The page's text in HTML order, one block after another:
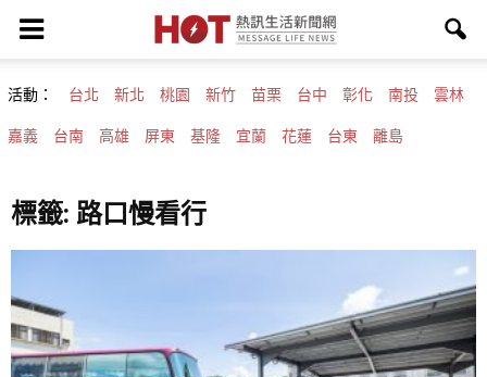
活動： 台北 新北 桃園 新竹 苗栗 台中 彰化 南投 雲林
嘉義 台南 高雄 屏東 基隆 宜蘭 花蓮 台東 離島
標籤: 路口慢看行